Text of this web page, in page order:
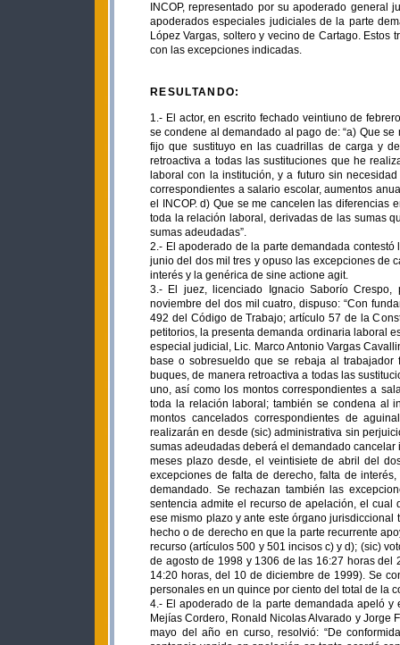
INCOP, representado por su apoderado
apoderados especiales judiciales de la parte
López Vargas, soltero y vecino de Cartago. Estos
con las excepciones indicadas.
RESULTANDO:
1.- El actor, en escrito fechado veintiuno de
se condene al demandado al pago de: “a) Que
fijo que sustituyo en las cuadrillas de carga y
retroactiva a todas las sustituciones que he
laboral con la institución, y a futuro sin
correspondientes a salario escolar, aumentos
el INCOP. d) Que se me cancelen las diferencias
toda la relación laboral, derivadas de las sumas
sumas adeudadas”.
2.- El apoderado de la parte demandada
junio del dos mil tres y opuso las excepciones de
interés y la genérica de sine actione agit.
3.- El juez, licenciado Ignacio Saborío
noviembre del dos mil cuatro, dispuso: “Con
492 del Código de Trabajo; artículo 57 de la
petitorios, la presenta demanda ordinaria laboral
especial judicial, Lic. Marco Antonio Vargas
base o sobresueldo que se rebaja al
buques, de manera retroactiva a todas las
uno, así como los montos correspondientes a
toda la relación laboral; también se condena al
montos cancelados correspondientes de
realizarán en desde (sic) administrativa sin
sumas adeudadas deberá el demandado
meses plazo desde, el veintisiete de abril del
excepciones de falta de derecho, falta de
demandado. Se rechazan también las
sentencia admite el recurso de apelación, el cual
ese mismo plazo y ante este órgano
hecho o de derecho en que la parte recurrente
recurso (artículos 500 y 501 incisos c) y d); (sic)
de agosto de 1998 y 1306 de las 16:27 horas
14:20 horas, del 10 de diciembre de 1999). Se
personales en un quince por ciento del total de la
4.- El apoderado de la parte demandada apeló
Mejías Cordero, Ronald Nicolas Alvarado y
mayo del año en curso, resolvió: “De